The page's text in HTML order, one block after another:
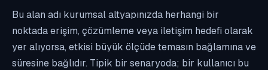
Bu alan adı kurumsal altyapınızda herhangi bir
noktada erişim, çözümleme veya iletişim hedefi olarak
yer alıyorsa, etkisi büyük ölçüde temasın bağlamına ve
süresine bağlıdır. Tipik bir senaryoda; bir kullanıcı bu